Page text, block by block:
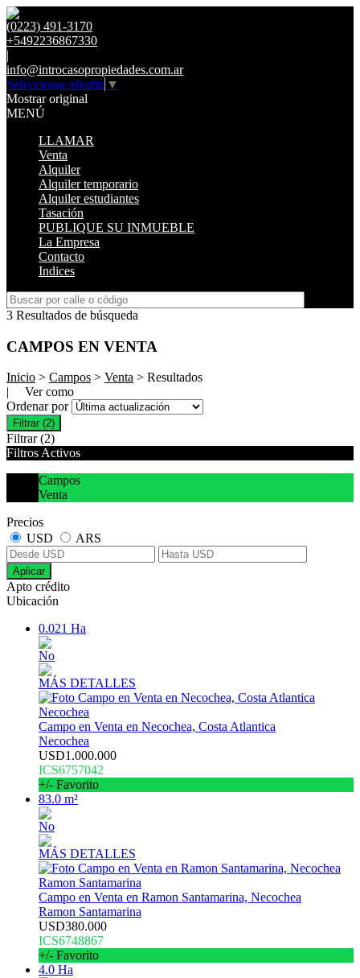
(0223) 491-3170
+5492236867330
|
info@introcasopropiedades.com.ar
Seleccionar idioma ▼
Mostrar original
MENÚ
LLAMAR
Venta
Alquiler
Alquiler temporario
Alquiler estudiantes
Tasación
PUBLIQUE SU INMUEBLE
La Empresa
Contacto
Indices
3 Resultados de búsqueda
CAMPOS EN VENTA
Inicio > Campos > Venta > Resultados
| Ver como
Ordenar por
Filtrar (2)
Filtrar (2)
Filtros Activos
Campos
Venta
Precios
USD
ARS
Aplicar
Apto crédito
Ubicación
0.021 Ha
No
MÁS DETALLES
Campo en Venta en Necochea, Costa Atlantica
Necochea
USD1.000.000
ICS6757042
+/- Favorito
83.0 m²
No
MÁS DETALLES
Campo en Venta en Ramon Santamarina, Necochea
Ramon Santamarina
USD380.000
ICS6748867
+/- Favorito
4.0 Ha